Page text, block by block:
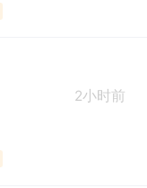
2小时前